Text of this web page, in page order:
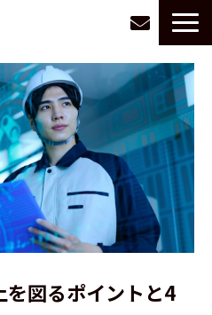
ス一覧
る理由
別に探す
事例
情報
ち情報
採用
図るポイントと4